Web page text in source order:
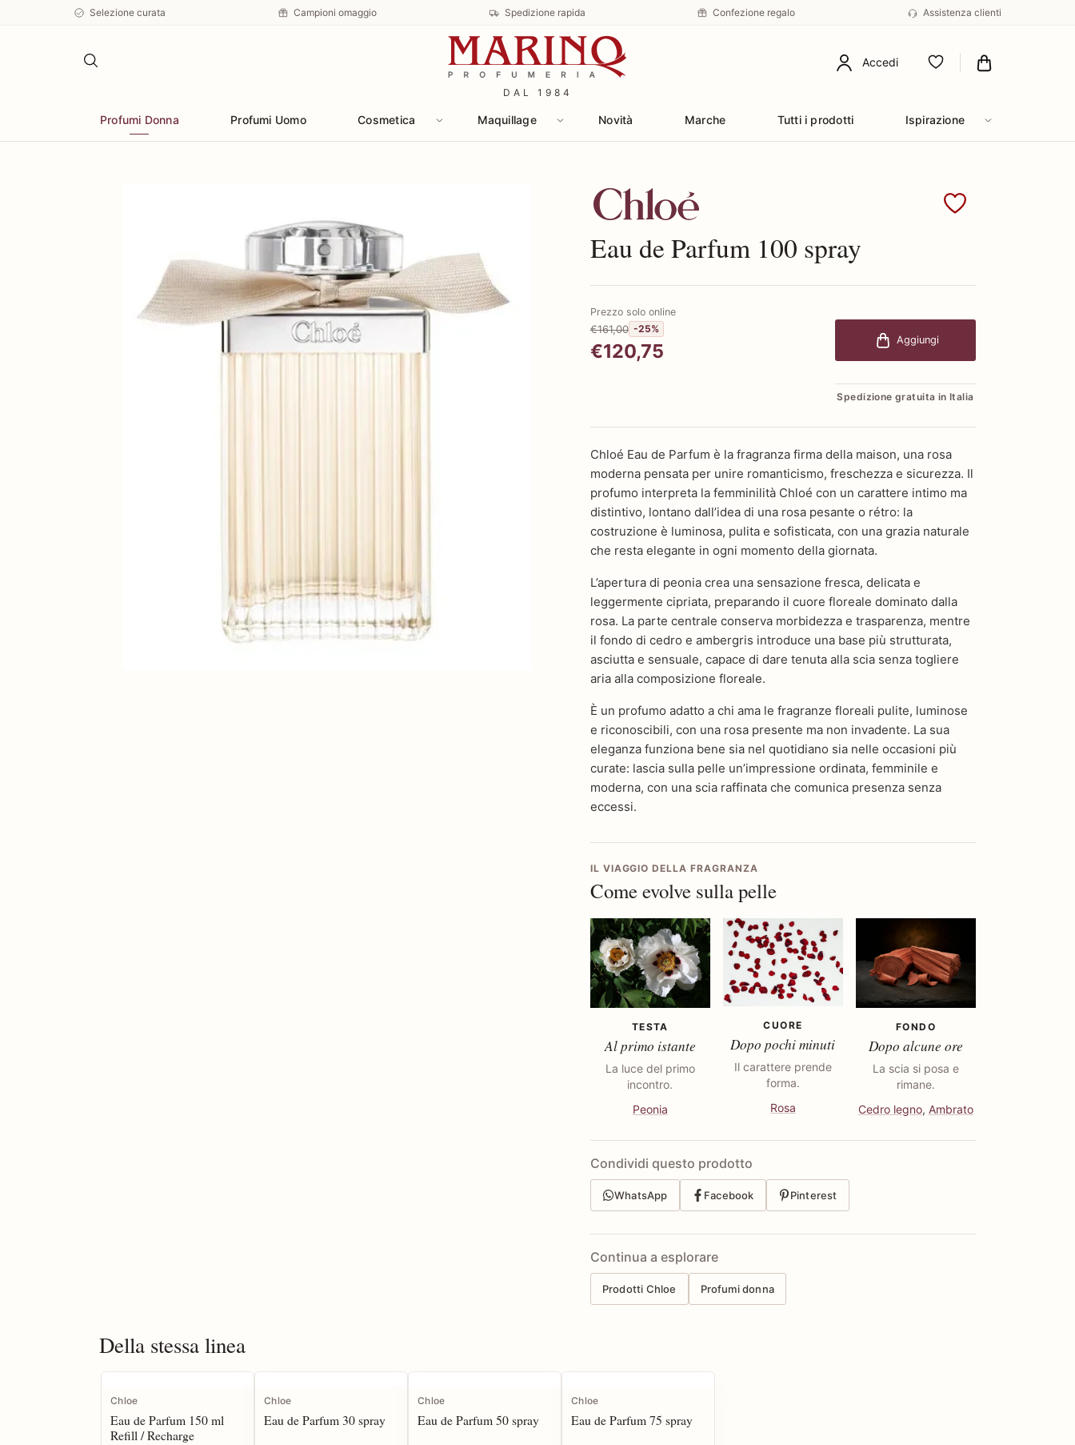
Selezione curata Campioni omaggio Spedizione rapida Confezione regalo Assistenza clienti
DAL 1984
Accedi
Preferiti
Profumi Donna Profumi Uomo Cosmetica Maquillage Novità Marche Tutti i prodotti Ispirazione
Scopri i prodotti Chloe
Eau de Parfum 100 spray
Prezzo solo online
€161,00 -25%
€120,75 Aggiungi
Spedizione gratuita in Italia
Chloé Eau de Parfum è la fragranza firma della maison, una rosa
moderna pensata per unire romanticismo, freschezza e sicurezza. Il
profumo interpreta la femminilità Chloé con un carattere intimo ma
distintivo, lontano dall’idea di una rosa pesante o rétro: la
costruzione è luminosa, pulita e sofisticata, con una grazia naturale
che resta elegante in ogni momento della giornata.
L’apertura di peonia crea una sensazione fresca, delicata e
leggermente cipriata, preparando il cuore floreale dominato dalla
rosa. La parte centrale conserva morbidezza e trasparenza, mentre
il fondo di cedro e ambergris introduce una base più strutturata,
asciutta e sensuale, capace di dare tenuta alla scia senza togliere
aria alla composizione floreale.
È un profumo adatto a chi ama le fragranze floreali pulite, luminose
e riconoscibili, con una rosa presente ma non invadente. La sua
eleganza funziona bene sia nel quotidiano sia nelle occasioni più
curate: lascia sulla pelle un’impressione ordinata, femminile e
moderna, con una scia raffinata che comunica presenza senza
eccessi.
IL VIAGGIO DELLA FRAGRANZA
Come evolve sulla pelle
TESTA
Al primo istante
La luce del primo
incontro.
Peonia
CUORE
Dopo pochi minuti
Il carattere prende
forma.
Rosa
FONDO
Dopo alcune ore
La scia si posa e
rimane.
Cedro legno, Ambrato
Condividi questo prodotto
WhatsApp Facebook Pinterest
Continua a esplorare
Prodotti Chloe Profumi donna
Della stessa linea
Chloe
Eau de Parfum 150 ml
Refill / Recharge
Chloe
Eau de Parfum 30 spray
Chloe
Eau de Parfum 50 spray
Chloe
Eau de Parfum 75 spray